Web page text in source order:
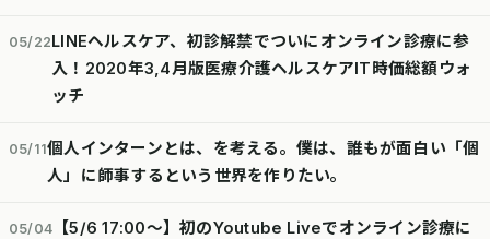
05/22LINEヘルスケア、初診解禁でついにオンライン診療に参
入！2020年3,4月版医療介護ヘルスケアIT時価総額ウォ
ッチ
05/11個人インターンとは、を考える。僕は、誰もが面白い「個
人」に師事するという世界を作りたい。
05/04
【5/6 17:00〜】初のYoutube Liveでオンライン診療に